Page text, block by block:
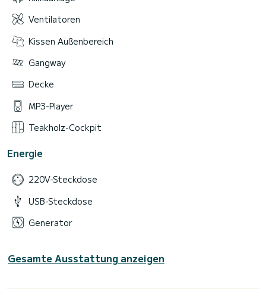
Ventilatoren
Kissen Außenbereich
Gangway
Decke
MP3-Player
Teakholz-Cockpit
Energie
220V-Steckdose
USB-Steckdose
Generator
Gesamte Ausstattung anzeigen